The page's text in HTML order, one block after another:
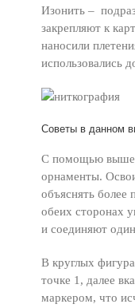
Изонить –
закрепляют к
наносили
использовались
Советы в данном
С помощью
орнаменты.
объяснять более
обеих сторонах
и соединяют
В круглых
точке 1, далее
маркером, что